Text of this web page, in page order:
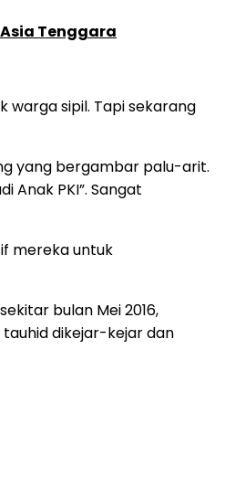
Tenggara
warga sipil. Tapi sekarang
yang bergambar palu-arit.
Anak PKI”. Sangat
mereka untuk
bulan Mei 2016,
dikejar-kejar dan